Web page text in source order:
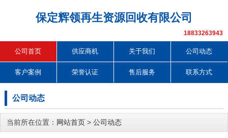
保定辉领再生资源回收有限公司
18833263943
公司首页 供应商机 关于我们 公司动态
客户案例 荣誉认证 售后服务 联系方式
公司动态
当前所在位置： 网站首页 > 公司动态